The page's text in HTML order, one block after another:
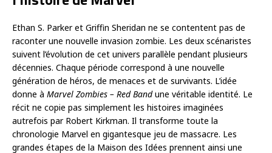
Ethan S. Parker et Griffin Sheridan ne se contentent pas de
raconter une nouvelle invasion zombie. Les deux scénaristes
suivent l’évolution de cet univers parallèle pendant plusieurs
décennies. Chaque période correspond à une nouvelle
génération de héros, de menaces et de survivants. L’idée
donne à Marvel Zombies – Red Bandune véritable identité. Le
récit ne copie pas simplement les histoires imaginées
autrefois par Robert Kirkman. Il transforme toute la
chronologie Marvel en gigantesque jeu de massacre. Les
grandes étapes de la Maison des Idées prennent ainsi une